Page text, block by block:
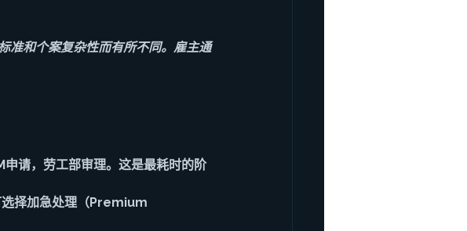
准和个案复杂性而有所不同。雇主通
申请，劳工部审理。这是最耗时的阶
选择加急处理（Premium